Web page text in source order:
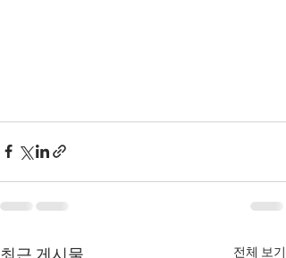
전체 보기